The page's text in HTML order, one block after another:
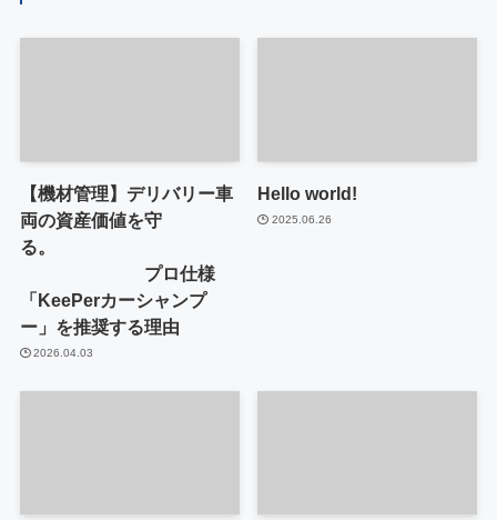
【機材管理】デリバリー車
両の資産価値を守
る。
プロ仕様
「KeePerカーシャンプ
ー」を推奨する理由
2026.04.03
Hello world!
2025.06.26